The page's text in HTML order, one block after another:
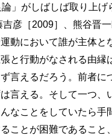
がしばしば取り上げ
彦［2009］、熊谷晋
動において誰が主体
と行動がなされる由
言えるだろう。前者
言える。そして一つ
なことをしていたら
ことが困難であるこ